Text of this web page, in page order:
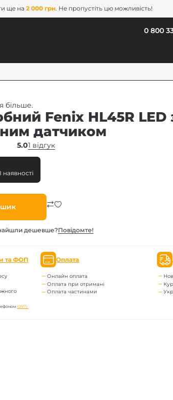
ще на2 000 грн. Не пропустіть цю можливість!
0 800
більше.
Fenix HL45R LED
датчиком
5.01 відгук
наявності
дешевше?Повiдомте!
та ФОП
(097)
Оплата
Онлайн оплата
Оплата при отримані
Оплата частинами